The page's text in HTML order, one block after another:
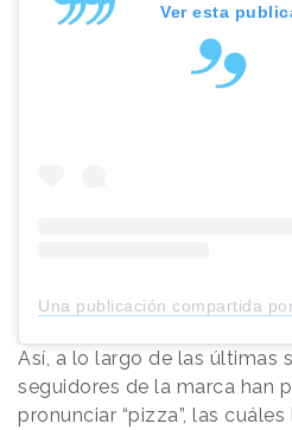
Ver esta
Una publicación compartida
Así, a lo largo de las últimas
seguidores de la marca han
pronunciar “pizza”, las